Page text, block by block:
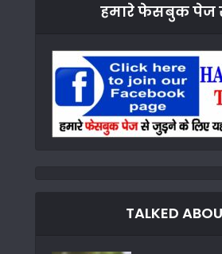
हमारे फेसबुक पेज
TALKED